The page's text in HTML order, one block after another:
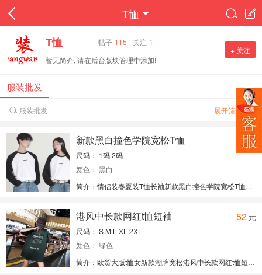
T恤 

T恤 帖子 115 关注 1
暂无简介, 请在后台版块管理中添加!
+ 关注
服装批发
 服装批发 展开筛选
新款黑白撞色学院宽松T恤
尺码： 1码 2码
颜色： 黑白
简介：情侣装春夏装T恤长袖新款黑白撞色学院宽松T恤女学生上衣
免费代理请关注微信公众号：yifupafa
60 元
港风中长款网红t恤短袖
尺码： S M L XL 2XL
颜色： 绿色
简介：欧货大版t恤女新款潮牌宽松港风中长款网红t恤短袖学生潮夏季
52元